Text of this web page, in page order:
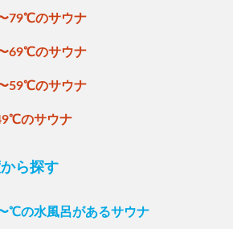
79℃のサウナ
69℃のサウナ
59℃のサウナ
のサウナ
ら探す
℃の水風呂があるサウナ